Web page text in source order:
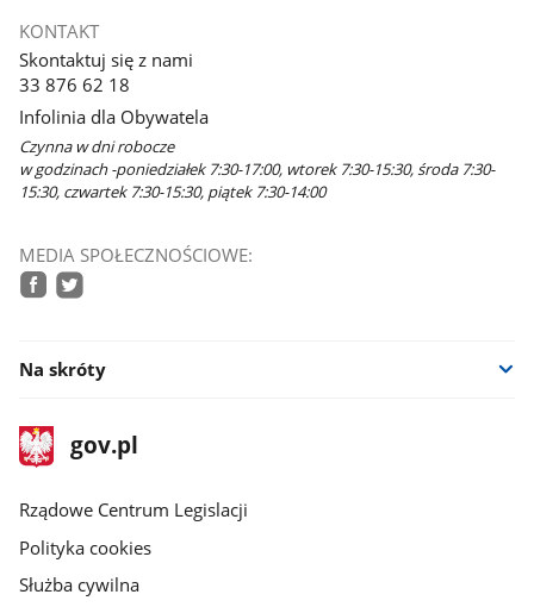
nowym
KONTAKT
Skontaktuj się z nami
33 876 62 18
Infolinia dla Obywatela
Czynna w dni robocze
w godzinach -poniedziałek 7:30-17:00, wtorek 7:30-15:30, środa 7:30-
15:30, czwartek 7:30-15:30, piątek 7:30-14:00
MEDIA SPOŁECZNOŚCIOWE:
Na skróty
stopka
gov.plStrona
gov.pl
Rządowe Centrum Legislacji
Polityka cookies
Służba cywilna